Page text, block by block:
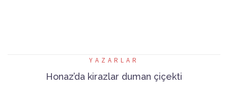
YAZARLAR
Honaz’da kirazlar duman çiçekti